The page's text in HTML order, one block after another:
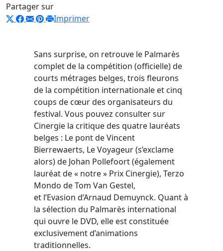
Partager sur
Imprimer
Sans surprise, on retrouve le Palmarès
complet de la compétition (officielle) de
courts métrages belges, trois fleurons
de la compétition internationale et cinq
coups de cœur des organisateurs du
festival. Vous pouvez consulter sur
Cinergie la critique des quatre lauréats
belges : Le pont de Vincent
Bierrewaerts, Le Voyageur (s’exclame
alors) de Johan Pollefoort (également
lauréat de « notre » Prix Cinergie), Terzo
Mondo de Tom Van Gestel,
et l’Evasion d’Arnaud Demuynck. Quant à
la sélection du Palmarès international
qui ouvre le DVD, elle est constituée
exclusivement d’animations
traditionnelles.